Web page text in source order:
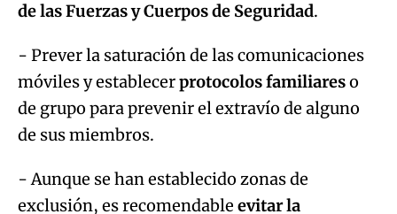
de las Fuerzas y Cuerpos de Seguridad.
- Prever la saturación de las comunicaciones
móviles y establecerprotocolos familiareso
de grupo para prevenir el extravío de alguno
de sus miembros.
- Aunque se han establecido zonas de
exclusión, es recomendable evitar la